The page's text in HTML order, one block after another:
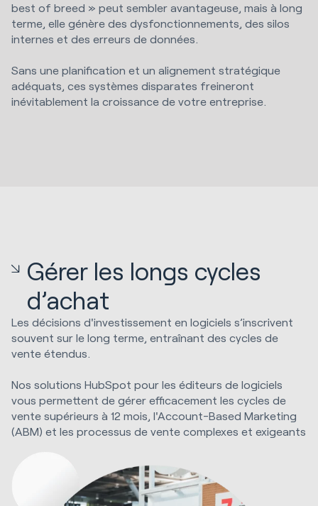
best of breed » peut sembler avantageuse, mais à long
terme, elle génère des dysfonctionnements, des silos
internes et des erreurs de données.
Sans une planification et un alignement stratégique
adéquats, ces systèmes disparates freineront
inévitablement la croissance de votre entreprise.
Gérer les longs cycles
d’achat
Les décisions d'investissement en logiciels s’inscrivent
souvent sur le long terme, entraînant des cycles de
vente étendus.
Nos solutions HubSpot pour les éditeurs de logiciels
vous permettent de gérer efficacement les cycles de
vente supérieurs à 12 mois, l'Account-Based Marketing
(ABM) et les processus de vente complexes et exigeants